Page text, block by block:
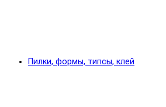
Пилки, формы, типсы, клей